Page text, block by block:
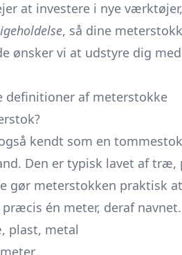
at investere i nye
, så dine
ønsker vi at udstyre dig
definitioner af meterstokke
kendt som en tommestok
Den er typisk lavet af træ,
gør meterstokken praktisk
én meter, deraf navnet.
plast, metal